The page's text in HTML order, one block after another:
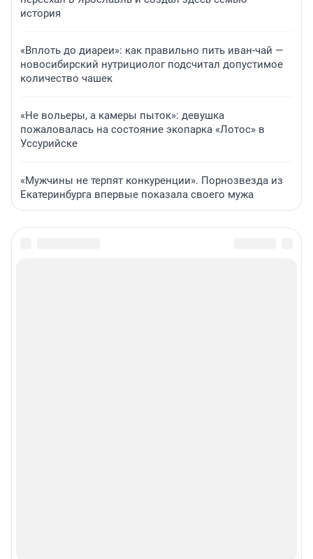
история
«Вплоть до диареи»: как правильно пить иван-чай —
новосибирский нутрициолог подсчитал допустимое
количество чашек
«Не вольеры, а камеры пыток»: девушка
пожаловалась на состояние экопарка «Лотос» в
Уссурийске
«Мужчины не терпят конкуренции». Порнозвезда из
Екатеринбурга впервые показала своего мужа